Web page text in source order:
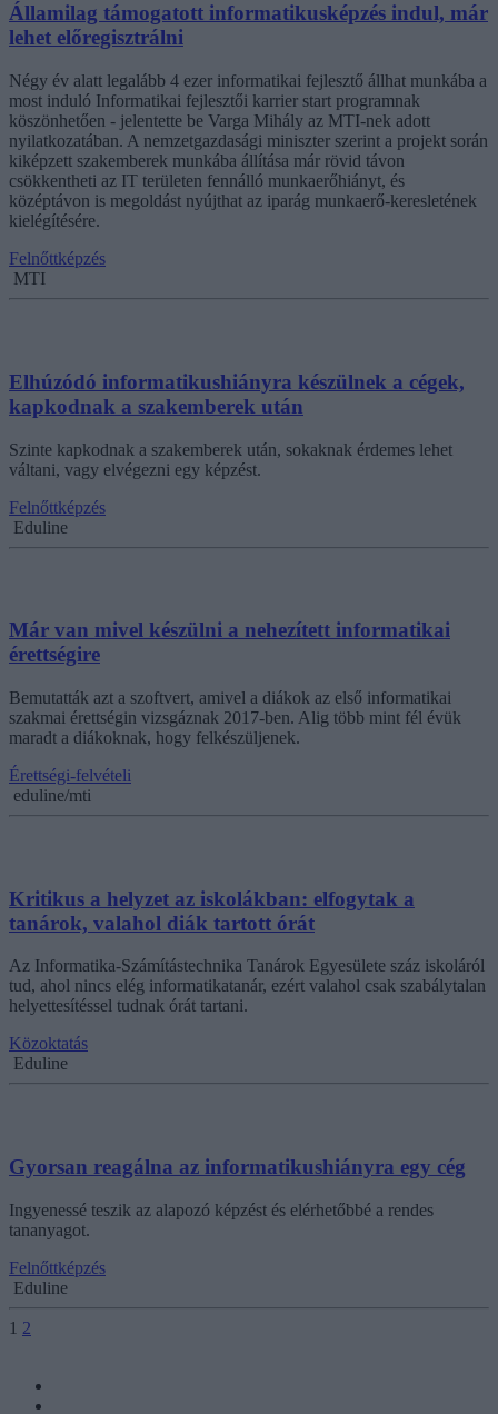
Államilag támogatott informatikusképzés indul, már
lehet előregisztrálni
Négy év alatt legalább 4 ezer informatikai fejlesztő állhat munkába a
most induló Informatikai fejlesztői karrier start programnak
köszönhetően - jelentette be Varga Mihály az MTI-nek adott
nyilatkozatában. A nemzetgazdasági miniszter szerint a projekt során
kiképzett szakemberek munkába állítása már rövid távon
csökkentheti az IT területen fennálló munkaerőhiányt, és
középtávon is megoldást nyújthat az iparág munkaerő-keresletének
kielégítésére.
Felnőttképzés
MTI
Elhúzódó informatikushiányra készülnek a cégek,
kapkodnak a szakemberek után
Szinte kapkodnak a szakemberek után, sokaknak érdemes lehet
váltani, vagy elvégezni egy képzést.
Felnőttképzés
Eduline
Már van mivel készülni a nehezített informatikai
érettségire
Bemutatták azt a szoftvert, amivel a diákok az első informatikai
szakmai érettségin vizsgáznak 2017-ben. Alig több mint fél évük
maradt a diákoknak, hogy felkészüljenek.
Érettségi-felvételi
eduline/mti
Kritikus a helyzet az iskolákban: elfogytak a
tanárok, valahol diák tartott órát
Az Informatika-Számítástechnika Tanárok Egyesülete száz iskoláról
tud, ahol nincs elég informatikatanár, ezért valahol csak szabálytalan
helyettesítéssel tudnak órát tartani.
Közoktatás
Eduline
Gyorsan reagálna az informatikushiányra egy cég
Ingyenessé teszik az alapozó képzést és elérhetőbbé a rendes
tananyagot.
Felnőttképzés
Eduline
1 2